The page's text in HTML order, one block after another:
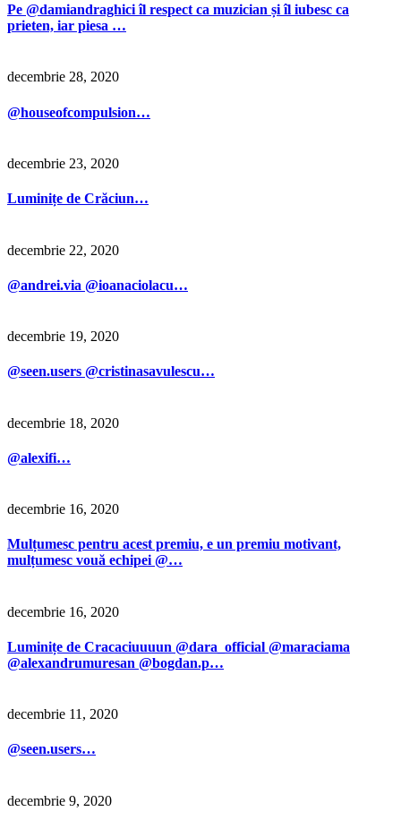
Pe @damiandraghici îl respect ca muzician și îl iubesc ca
prieten, iar piesa …
decembrie 28, 2020
@houseofcompulsion…
decembrie 23, 2020
Luminițe de Crăciun…
decembrie 22, 2020
@andrei.via @ioanaciolacu…
decembrie 19, 2020
@seen.users @cristinasavulescu…
decembrie 18, 2020
@alexifi…
decembrie 16, 2020
Mulțumesc pentru acest premiu, e un premiu motivant,
mulțumesc vouă echipei @…
decembrie 16, 2020
Luminițe de Cracaciuuuun @dara_official @maraciama
@alexandrumuresan @bogdan.p…
decembrie 11, 2020
@seen.users…
decembrie 9, 2020